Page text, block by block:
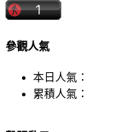
參觀人氣
本日人氣：
累積人氣：